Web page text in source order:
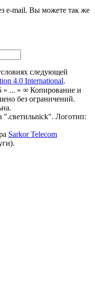
e-mail. Вы можете так же
следующей
4.0 International.
» ... » ∞ Копирование и
без ограничений.
".светильnick". Логотип:
Sarkor Telecom